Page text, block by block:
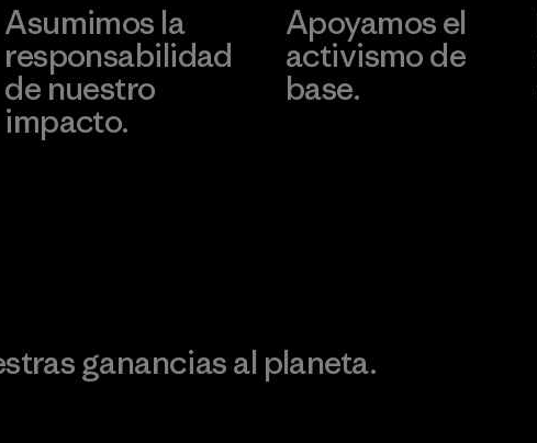
Asumimos la
responsabilidad
de nuestro
impacto.
Apoyamos el
activismo de
base.
ganancias al planeta.